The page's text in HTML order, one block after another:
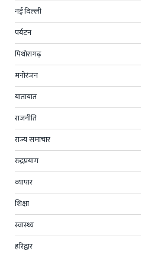
नई दिल्ली
पर्यटन
पिथोरागढ़
मनोरंजन
यातायात
राजनीति
राज्य समाचार
रुद्रप्रयाग
व्यापार
शिक्षा
स्वास्थ्य
हरिद्वार